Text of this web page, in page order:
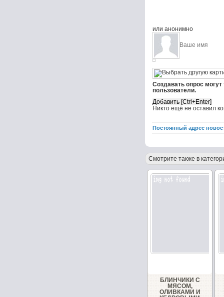
или анонимно
Создавать опрос
пользователи.
Никто ещё не оставил
Постоянный адрес
Смотрите также в
БЛИНЧИКИ С
МЯСОМ,
ОЛИВКАМИ И